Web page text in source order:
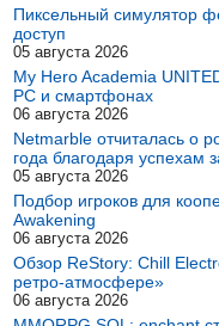
Пиксельный симулятор
доступ
05 августа 2026
My Hero Academia
PC и смартфонах
06 августа 2026
Netmarble отчиталась о
года благодаря успехам
05 августа 2026
Подбор игроков для
Awakening
06 августа 2026
Обзор ReStory: Chill
ретро-атмосфере»
06 августа 2026